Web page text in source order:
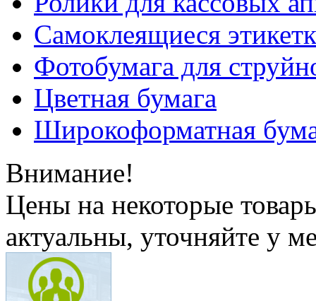
Самоклеящиеся
Фотобумага для
Цветная бумага
Широкоформатная
Внимание!
Цены на некоторые
актуальны, уточняйте у